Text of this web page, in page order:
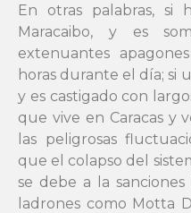
En otras palabras, si
Maracaibo, y es
extenuantes
horas durante el día; si
y es castigado con
que vive en Caracas y
las peligrosas
que el colapso del
se debe a la
ladrones como Motta